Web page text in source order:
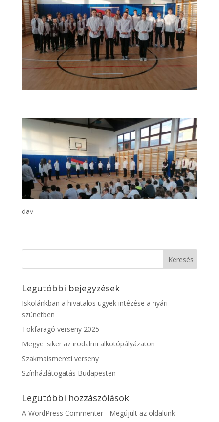
dav
Legutóbbi bejegyzések
Iskolánkban a hivatalos ügyek intézése a nyári
szünetben
Tökfaragó verseny 2025
Megyei siker az irodalmi alkotópályázaton
Szakmaismereti verseny
Színházlátogatás Budapesten
Legutóbbi hozzászólások
A WordPress Commenter- Megújult az oldalunk